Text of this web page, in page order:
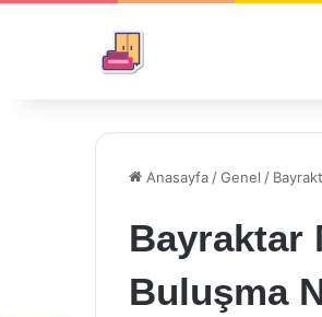
Anasayfa /Genel /
Bayraktar
Buluşma